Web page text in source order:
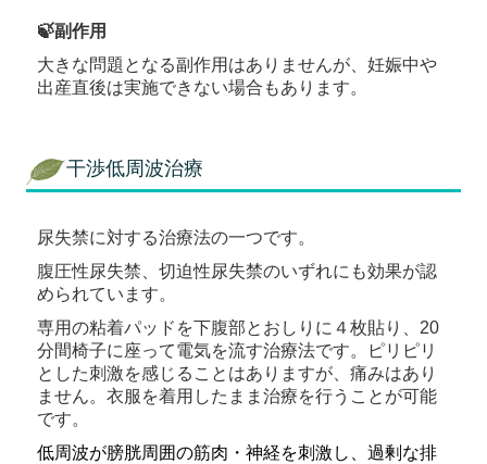
🍃副作用
大きな問題となる副作用はありませんが、妊娠中や
出産直後は実施できない場合もあります。
干渉低周波治療
尿失禁に対する治療法の一つです。
腹圧性尿失禁、切迫性尿失禁のいずれにも効果が認
められています。
専用の粘着パッドを下腹部とおしりに４枚貼り、20
分間椅子に座って電気を流す治療法です。ピリピリ
とした刺激を感じることはありますが、痛みはあり
ません。衣服を着用したまま治療を行うことが可能
です。
低周波が膀胱周囲の筋肉・神経を刺激し、過剰な排